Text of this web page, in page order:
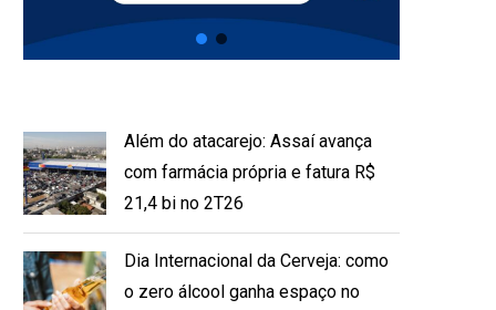
Além do atacarejo: Assaí avança
com farmácia própria e fatura R$
21,4 bi no 2T26
Dia Internacional da Cerveja: como
o zero álcool ganha espaço no